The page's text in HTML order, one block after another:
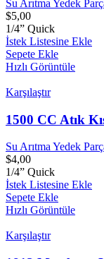
Su Arıtma Yedek
$5,00
1/4” Quick
İstek Listesine Ekle
Sepete Ekle
Hızlı Görüntüle
Karşılaştır
1500 CC Atık
Su Arıtma Yedek
$4,00
1/4” Quick
İstek Listesine Ekle
Sepete Ekle
Hızlı Görüntüle
Karşılaştır